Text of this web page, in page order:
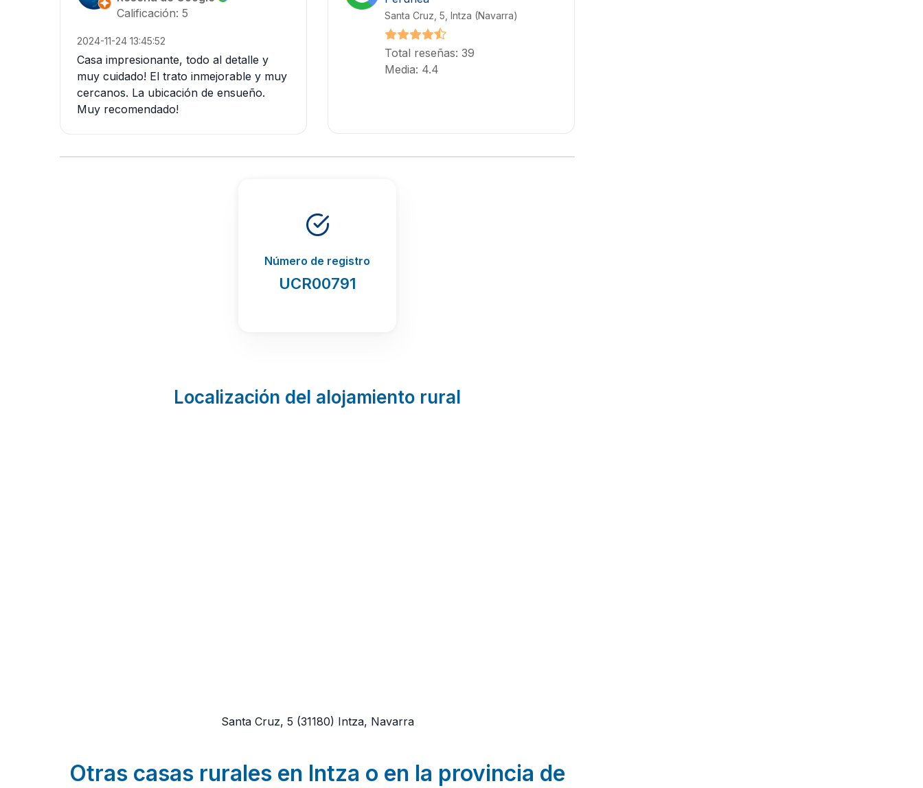
Calificación: 5
2024-11-24 13:45:52
Casa impresionante, todo al detalle y
muy cuidado! El trato inmejorable y muy
cercanos. La ubicación de ensueño.
Muy recomendado!
Santa Cruz, 5, Intza (Navarra)
Total reseñas: 39
Media: 4.4
Número de registro
UCR00791
Localización del alojamiento rural
Santa Cruz, 5 (31180) Intza, Navarra
Otras casas rurales en Intza o en la provincia de